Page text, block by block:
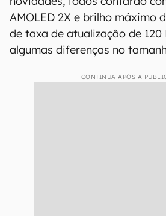
AMOLED 2X e brilho máximo
de taxa de atualização de 120
algumas diferenças no
CONTINUA APÓS A